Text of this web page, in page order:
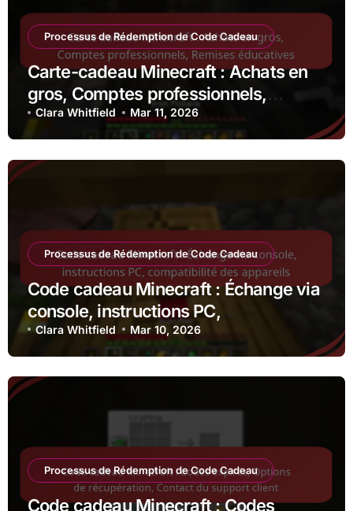
Processus de Rédemption de Code Cadeau
Carte-cadeau Minecraft : Achats en
gros, Comptes professionnels,
Remises éducatives
Clara Whitfield Mar 11, 2026
Processus de Rédemption de Code Cadeau
Code cadeau Minecraft : Échange via
console, instructions PC,
compatibilité des appareils
Clara Whitfield Mar 10, 2026
Processus de Rédemption de Code Cadeau
Code cadeau Minecraft : Codes